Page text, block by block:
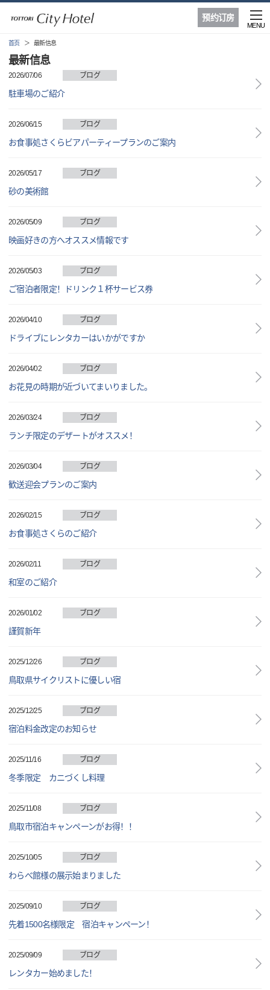
预约订房
MENU
首页 最新信息
最新信息
2026/07/06 ブログ
駐車場のご紹介
2026/06/15 ブログ
お食事処さくらビアパーティープランのご案内
2026/05/17 ブログ
砂の美術館
2026/05/09 ブログ
映画好きの方へオススメ情報です
2026/05/03 ブログ
ご宿泊者限定！ドリンク１杯サービス券
2026/04/10 ブログ
ドライブにレンタカーはいかがですか
2026/04/02 ブログ
お花見の時期が近づいてまいりました。
2026/03/24 ブログ
ランチ限定のデザートがオススメ！
2026/03/04 ブログ
歓送迎会プランのご案内
2026/02/15 ブログ
お食事処さくらのご紹介
2026/02/11 ブログ
和室のご紹介
2026/01/02 ブログ
謹賀新年
2025/12/26 ブログ
鳥取県サイクリストに優しい宿
2025/12/25 ブログ
宿泊料金改定のお知らせ
2025/11/16 ブログ
冬季限定 カニづくし料理
2025/11/08 ブログ
鳥取市宿泊キャンペーンがお得！！
2025/10/05 ブログ
わらべ館様の展示始まりました
2025/09/10 ブログ
先着1500名様限定 宿泊キャンペーン！
2025/09/09 ブログ
レンタカー始めました！